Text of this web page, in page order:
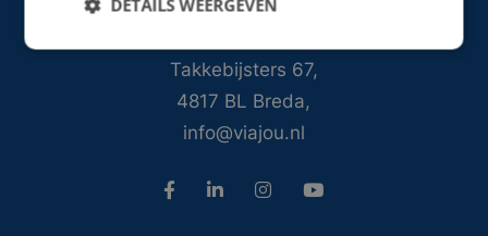
Takkebijsters 67,
4817 BL Breda,
info@viajou.nl
DETAILS WEERGEVEN